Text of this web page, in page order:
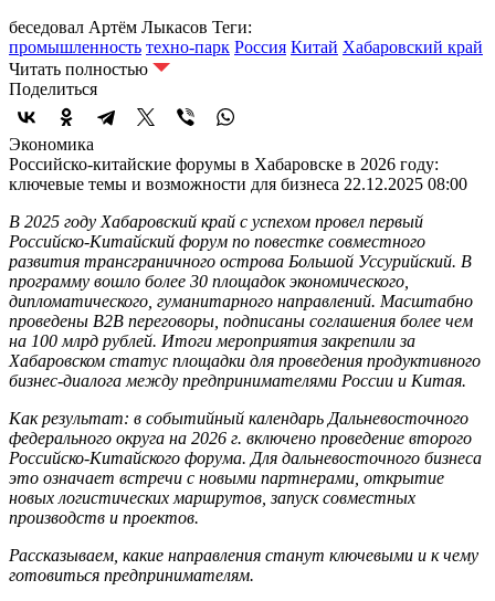
беседовал Артём Лыкасов Теги:
промышленность техно-парк Россия Китай Хабаровский край
Читать полностью
Поделиться
Экономика
Российско-китайские форумы в Хабаровске в 2026 году:
ключевые темы и возможности для бизнеса 22.12.2025 08:00
В 2025 году Хабаровский край с успехом провел первый
Российско-Китайский форум по повестке совместного
развития трансграничного острова Большой Уссурийский. В
программу вошло более 30 площадок экономического,
дипломатического, гуманитарного направлений. Масштабно
проведены B2B переговоры, подписаны соглашения более чем
на 100 млрд рублей. Итоги мероприятия закрепили за
Хабаровском статус площадки для проведения продуктивного
бизнес-диалога между предпринимателями России и Китая.
Как результат: в событийный календарь Дальневосточного
федерального округа на 2026 г. включено проведение второго
Российско-Китайского форума. Для дальневосточного бизнеса
это означает встречи с новыми партнерами, открытие
новых логистических маршрутов, запуск совместных
производств и проектов.
Рассказываем, какие направления станут ключевыми и к чему
готовиться предпринимателям.